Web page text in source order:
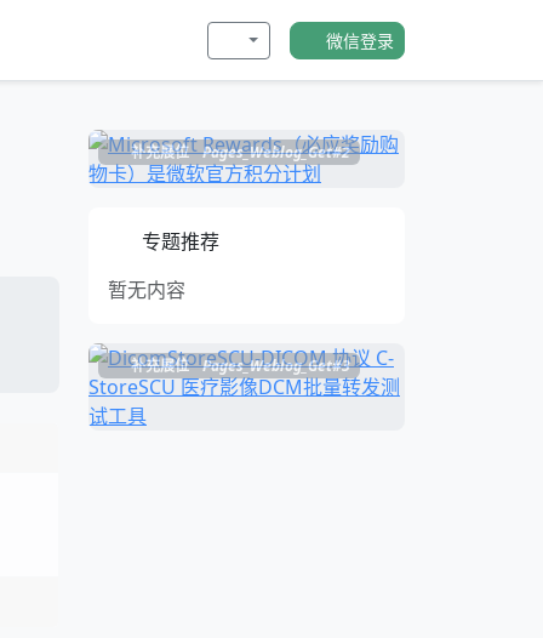
微信登录
补充展位 Pages_Weblog_Get#2
专题推荐
暂无内容
补充展位 Pages_Weblog_Get#3